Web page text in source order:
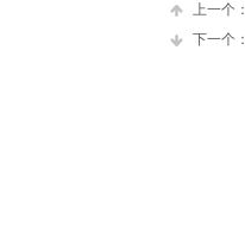
上一个：
下一个：